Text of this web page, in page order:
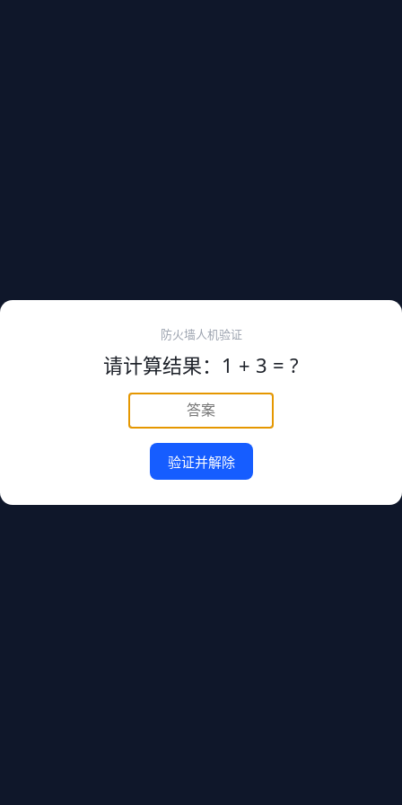
防火墙人机验证
请计算结果：1 + 3 = ?
验证并解除